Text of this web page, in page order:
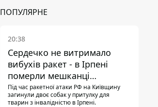
ПОПУЛЯРНЕ
20:38
Сердечко не витримало
вибухів ракет - в Ірпені
померли мешканці
притулку для собак з
інвалідністю
Під час ракетної атаки РФ на Київщину
загинули двоє собак у притулку для
тварин з інвалідністю в Ірпені.